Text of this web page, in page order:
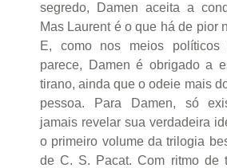
segredo, Damen aceita a
Mas Laurent é o que há de pior
E, como nos meios
parece, Damen é obrigado a
tirano, ainda que o odeie mais
pessoa. Para Damen, só
jamais revelar sua verdadeira
o primeiro volume da trilogia
de C. S. Pacat. Com ritmo de